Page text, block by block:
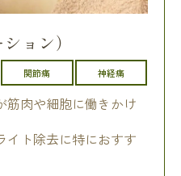
ョン）
関節痛 神経痛
筋肉や細胞に働きかけ
イト除去に特におすす